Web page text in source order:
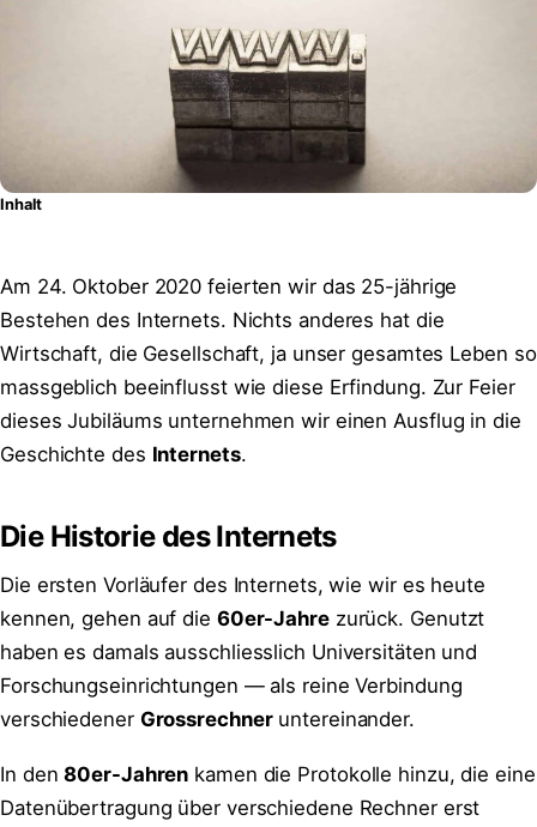
Inhalt
Am 24. Oktober 2020 feierten wir das 25-jährige
Bestehen des Internets. Nichts anderes hat die
Wirtschaft, die Gesellschaft, ja unser gesamtes Leben so
massgeblich beeinflusst wie diese Erfindung. Zur Feier
dieses Jubiläums unternehmen wir einen Ausflug in die
Geschichte des Internets.
Die Historie des Internets
Die ersten Vorläufer des Internets, wie wir es heute
kennen, gehen auf die 60er-Jahrezurück. Genutzt
haben es damals ausschliesslich Universitäten und
Forschungseinrichtungen — als reine Verbindung
verschiedener Grossrechneruntereinander.
In den80er-Jahren kamen die Protokolle hinzu, die eine
Datenübertragung über verschiedene Rechner erst